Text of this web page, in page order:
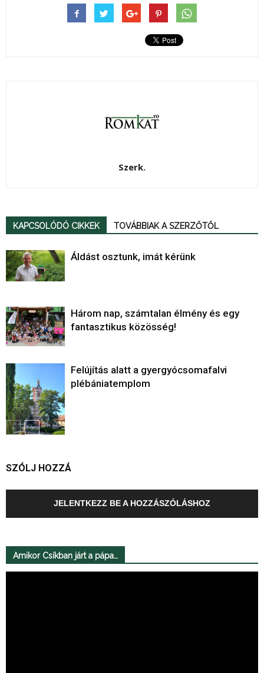
Szerk.
KAPCSOLÓDÓ CIKKEK TOVÁBBIAK A SZERZŐTŐL
Áldást osztunk, imát kérünk
Három nap, számtalan élmény és egy
fantasztikus közösség!
Felújítás alatt a gyergyócsomafalvi
plébániatemplom
SZÓLJ HOZZÁ
JELENTKEZZ BE A HOZZÁSZÓLÁSHOZ
Amikor Csíkban járt a pápa…